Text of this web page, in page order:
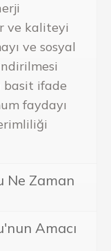
ve kaliteyi
ve sosyal
basit ifade
faydayı
Ne Zaman
Amacı